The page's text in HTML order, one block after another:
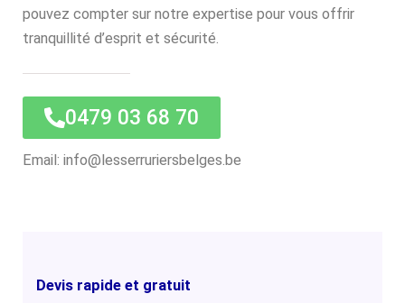
pouvez compter sur notre expertise pour vous offrir
tranquillité d’esprit et sécurité.
0479 03 68 70
Email: info@lesserruriersbelges.be
Devis rapide et gratuit